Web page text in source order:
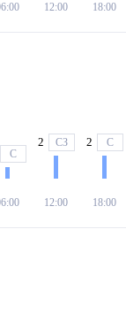
12:00 18:00
С
2 СЗ
12:00
2 С
18:00